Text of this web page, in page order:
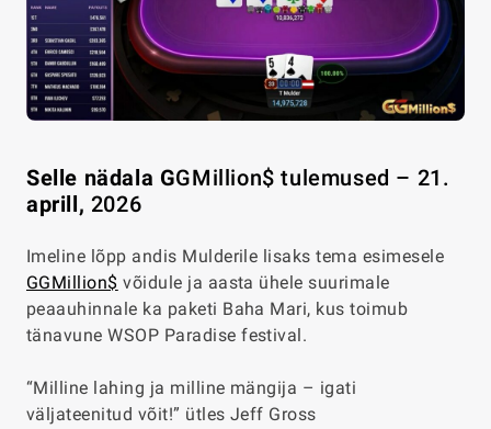
Selle nädala GGMillion$ tulemused – 21.
aprill , 2026
Imeline lõpp andis Mulderile lisaks tema esimesele
GGMillion$ võidule ja aasta ühele suurimale
peaauhinnale ka paketi Baha Mari, kus toimub
tänavune WSOP Paradise festival.
“Milline lahing ja milline mängija – igati
väljateenitud võit!” ütles Jeff Gross